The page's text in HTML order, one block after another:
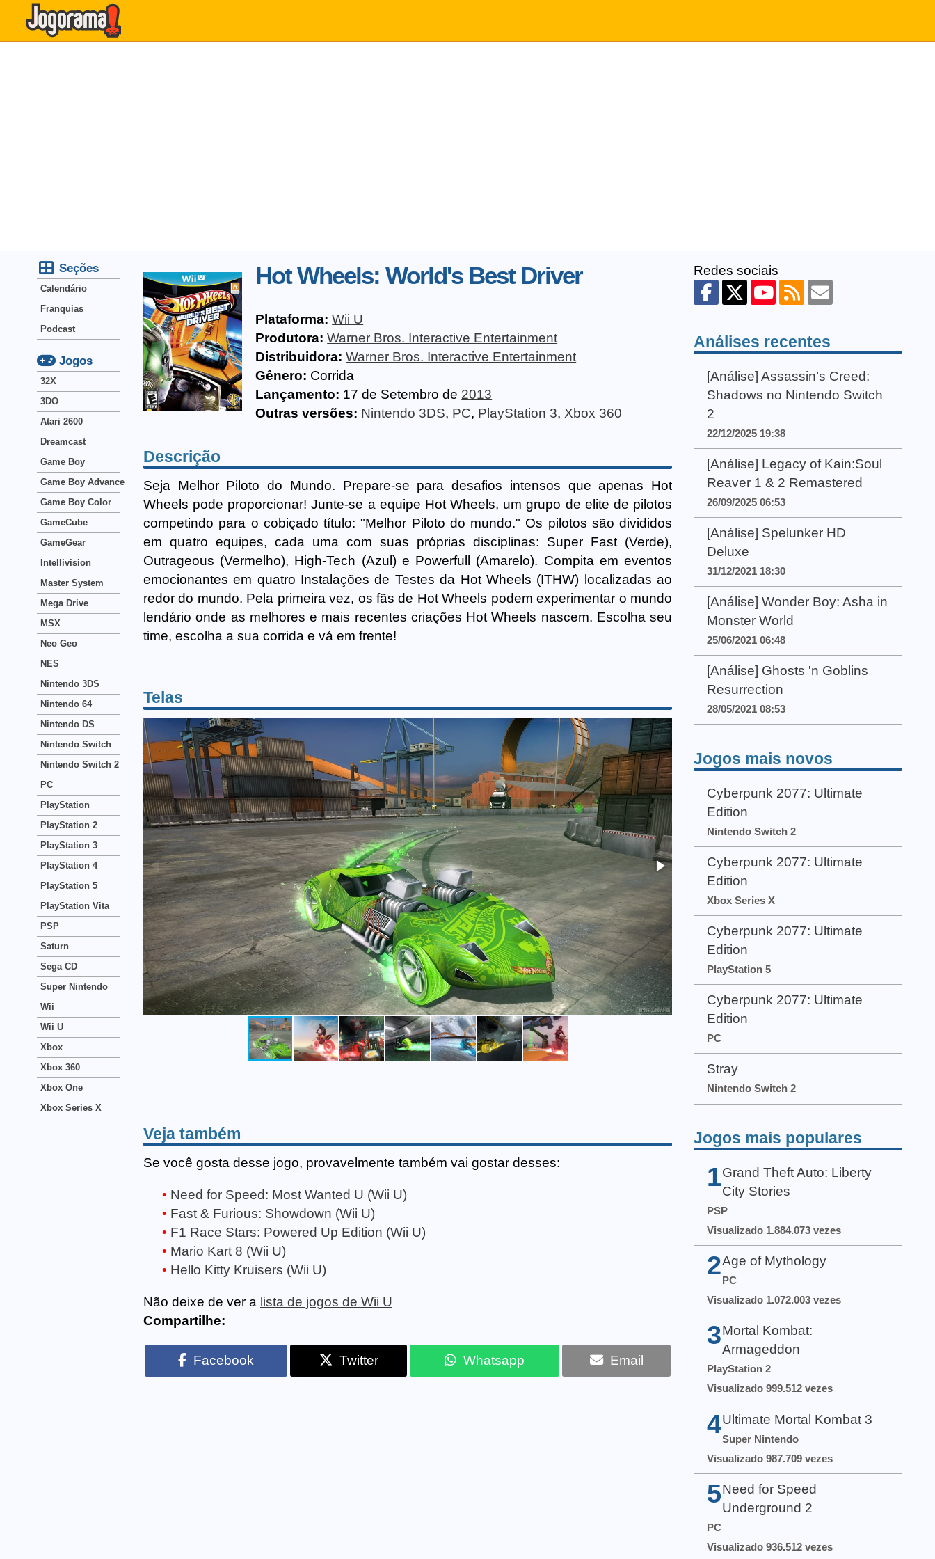
Hot Wheels: World's Best Driver
Plataforma: Wii U
Produtora: Warner Bros. Interactive Entertainment
Distribuidora: Warner Bros. Interactive Entertainment
Gênero: Corrida
Lançamento: 17 de Setembro de 2013
Outras versões: Nintendo 3DS, PC, PlayStation 3, Xbox 360
Descrição
Seja Melhor Piloto do Mundo. Prepare-se para desafios intensos que apenas Hot
Wheels pode proporcionar! Junte-se a equipe Hot Wheels, um grupo de elite de pilotos
competindo para o cobiçado título: "Melhor Piloto do mundo." Os pilotos são divididos
em quatro equipes, cada uma com suas próprias disciplinas: Super Fast (Verde),
Outrageous (Vermelho), High-Tech (Azul) e Powerfull (Amarelo). Compita em eventos
emocionantes em quatro Instalações de Testes da Hot Wheels (ITHW) localizadas ao
redor do mundo. Pela primeira vez, os fãs de Hot Wheels podem experimentar o mundo
lendário onde as melhores e mais recentes criações Hot Wheels nascem. Escolha seu
time, escolha a sua corrida e vá em frente!
Telas
Veja também
Se você gosta desse jogo, provavelmente também vai gostar desses:
Need for Speed: Most Wanted U (Wii U)
Fast & Furious: Showdown (Wii U)
F1 Race Stars: Powered Up Edition (Wii U)
Mario Kart 8 (Wii U)
Hello Kitty Kruisers (Wii U)
Não deixe de ver a lista de jogos de Wii U
Compartilhe:
Facebook Twitter Whatsapp Email
Seções
Calendário
Franquias
Podcast
Jogos
32X
3DO
Atari 2600
Dreamcast
Game Boy
Game Boy Advance
Game Boy Color
GameCube
GameGear
Intellivision
Master System
Mega Drive
MSX
Neo Geo
NES
Nintendo 3DS
Nintendo 64
Nintendo DS
Nintendo Switch
Nintendo Switch 2
PC
PlayStation
PlayStation 2
PlayStation 3
PlayStation 4
PlayStation 5
PlayStation Vita
PSP
Saturn
Sega CD
Super Nintendo
Wii
Wii U
Xbox
Xbox 360
Xbox One
Xbox Series X
Redes sociais
Análises recentes
[Análise] Assassin’s Creed:
Shadows no Nintendo Switch
2
22/12/2025 19:38
[Análise] Legacy of Kain:Soul
Reaver 1 & 2 Remastered
26/09/2025 06:53
[Análise] Spelunker HD
Deluxe
31/12/2021 18:30
[Análise] Wonder Boy: Asha in
Monster World
25/06/2021 06:48
[Análise] Ghosts 'n Goblins
Resurrection
28/05/2021 08:53
Jogos mais novos
Cyberpunk 2077: Ultimate
Edition
Nintendo Switch 2
Cyberpunk 2077: Ultimate
Edition
Xbox Series X
Cyberpunk 2077: Ultimate
Edition
PlayStation 5
Cyberpunk 2077: Ultimate
Edition
PC
Stray
Nintendo Switch 2
Jogos mais populares
1 Grand Theft Auto: Liberty
City Stories
PSP
Visualizado 1.884.073 vezes
2Age of Mythology
PC
Visualizado 1.072.003 vezes
3 Mortal Kombat:
Armageddon
PlayStation 2
Visualizado 999.512 vezes
4 Ultimate Mortal Kombat 3
Super Nintendo
Visualizado 987.709 vezes
5 Need for Speed
Underground 2
PC
Visualizado 936.512 vezes